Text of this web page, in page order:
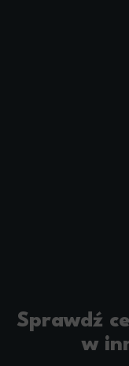
Sprawdź
w